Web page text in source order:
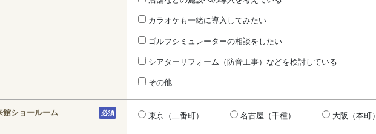
カラオケも一緒に導入してみたい
ゴルフシミュレーターの相談をしたい
シアターリフォーム（防音工事）などを検討している
その他
館ショールーム 必須 東京（二番町） 名古屋（千種） 大阪（本町）